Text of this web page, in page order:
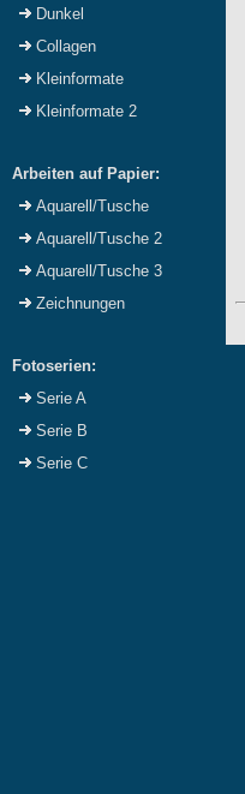
Dunkel
Collagen
Kleinformate
Kleinformate 2
Arbeiten auf Papier:
Aquarell/Tusche
Aquarell/Tusche 2
Aquarell/Tusche 3
Zeichnungen
Fotoserien:
Serie A
Serie B
Serie C